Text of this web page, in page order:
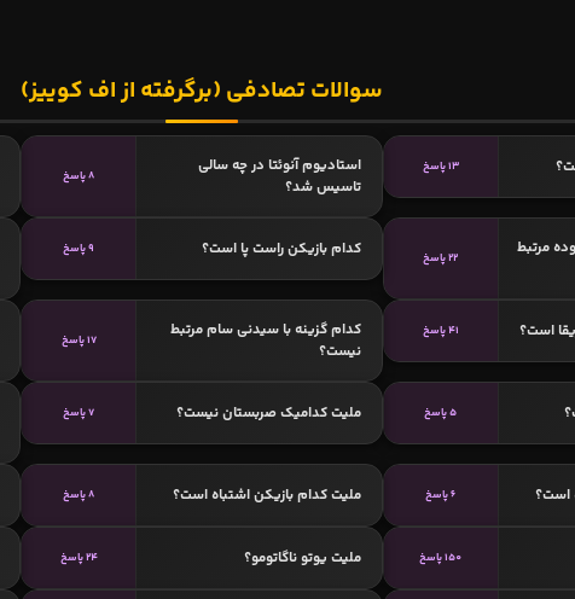
سوالات تصادفی (برگرفته از اف کوییز)
13 پاسخ
استادیوم آنوئتا در چه سالی
تاسیس شد؟
8 پاسخ
مرتبط
22 پاسخ کدام بازیکن راست پا است؟ 9 پاسخ
است؟ 41 پاسخ
کدام گزینه با سیدنی سام مرتبط
نیست؟
17 پاسخ
5 پاسخ ملیت کدامیک صربستان نیست؟ 7 پاسخ
است؟ 6 پاسخ ملیت کدام بازیکن اشتباه است؟ 8 پاسخ
150 پاسخ ملیت یوتو ناگاتومو؟ 24 پاسخ